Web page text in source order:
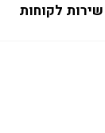
שירות לקוחות